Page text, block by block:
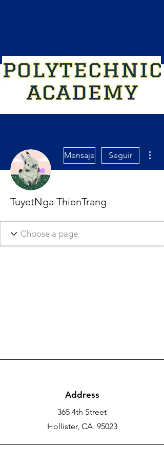
Mensaje Seguir
TuyetNga ThienTrang
Address
365 4th Street
Hollister, CA 95023